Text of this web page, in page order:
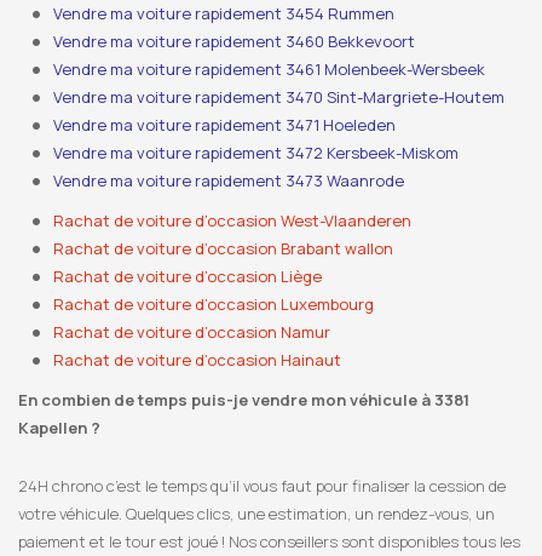
Vendre ma voiture rapidement 3454 Rummen
Vendre ma voiture rapidement 3460 Bekkevoort
Vendre ma voiture rapidement 3461 Molenbeek-Wersbeek
Vendre ma voiture rapidement 3470 Sint-Margriete-Houtem
Vendre ma voiture rapidement 3471 Hoeleden
Vendre ma voiture rapidement 3472 Kersbeek-Miskom
Vendre ma voiture rapidement 3473 Waanrode
Rachat de voiture d’occasion West-Vlaanderen
Rachat de voiture d’occasion Brabant wallon
Rachat de voiture d’occasion Liège
Rachat de voiture d’occasion Luxembourg
Rachat de voiture d’occasion Namur
Rachat de voiture d’occasion Hainaut
En combien de temps puis-je vendre mon véhicule à 3381
Kapellen ?
24H chrono c’est le temps qu’il vous faut pour finaliser la cession de
votre véhicule. Quelques clics, une estimation, un rendez-vous, un
paiement et le tour est joué ! Nos conseillers sont disponibles tous les